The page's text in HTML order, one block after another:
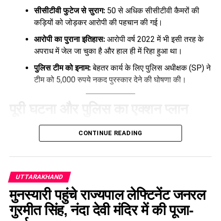
सीसीटीवी फुटेज से सुराग:50 से अधिक सीसीटीवी कैमरों की
कड़ियों को जोड़कर आरोपी की पहचान की गई।
आरोपी का पुराना इतिहास:आरोपी वर्ष 2022 में भी इसी तरह के
अपराध में जेल जा चुका है और हाल ही में रिहा हुआ था।
पुलिस टीम को इनाम:बेहतर कार्य के लिए पुलिस अधीक्षक (SP) ने
टीम को 5,000 रुपये नकद पुरस्कार देने की घोषणा की।
के पिथौरागढ़ में पुलिस ने मुस्तैदी दिखाते हुए एक 5 साल की
मासूम बच्ची के अपहरण और दुष्कर्म के मामले का महज 48 घंटे के भीतर
23 जून
को तब सामने आया जब कोतवाली पिथौरागढ़ में एक
पीड़ित पिता ने अपनी 5 वर्षीय बेटी के लापता होने की रिपोर्ट दर्ज कराई।
मामले की संवेदनशीलता को देखते हुए पुलिस प्रशासन तुरंत हरकत में आया
CONTINUE READING
UTTARAKHAND
मुनस्यारी पहुंचे राज्यपाल लेफ्टिनेंट जनरल
गुरमीत सिंह, नंदा देवी मंदिर में की पूजा-